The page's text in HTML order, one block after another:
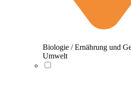
Biologie / Ernährung und
Umwelt